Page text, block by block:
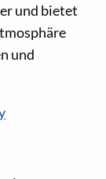
und bietet
und